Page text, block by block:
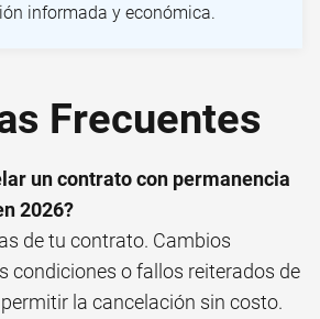
informada y económica.
Frecuentes
un contrato con permanencia
2026?
de tu contrato. Cambios
condiciones o fallos reiterados de
la cancelación sin costo.